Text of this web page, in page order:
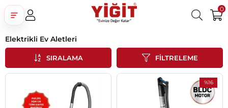
0
Üye Girişi
Google İle Bağlan
Elektrikli Ev Aletleri
FILTRELEME
SIRALAMA
%16
İndirim
%16İndirim